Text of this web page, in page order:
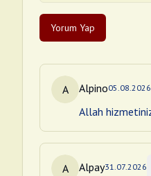
Yorum Yap
A Alpino05.08.2026
Allah
A Alpay31.07.2026